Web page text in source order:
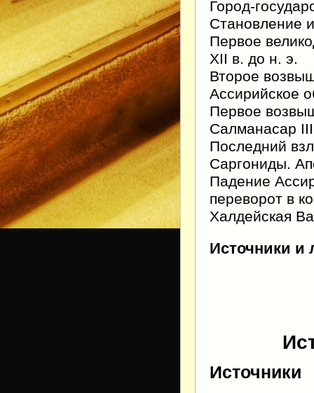
Город-
Становление
Первое
XII в. до н. э.
Второе
Ассирийское
Первое
Салманасар
Последний
Саргониды.
Падение
переворот в
Халдейская
Источники и
Источники